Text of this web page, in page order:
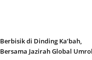
Berbisik di Dinding Ka’bah,
Bersama Jazirah Global